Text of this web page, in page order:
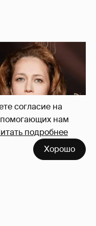
согласие на
помогающих нам
подробнее
Хорошо